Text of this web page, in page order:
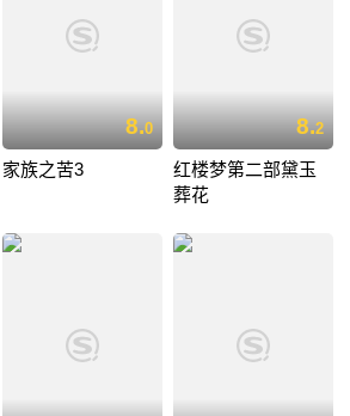
8.0
家族之苦3
8.2
红楼梦第二部黛玉
葬花